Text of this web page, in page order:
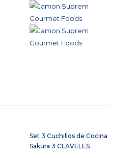
Set 3 Cuchillos de Cocina
Sakura 3 CLAVELES